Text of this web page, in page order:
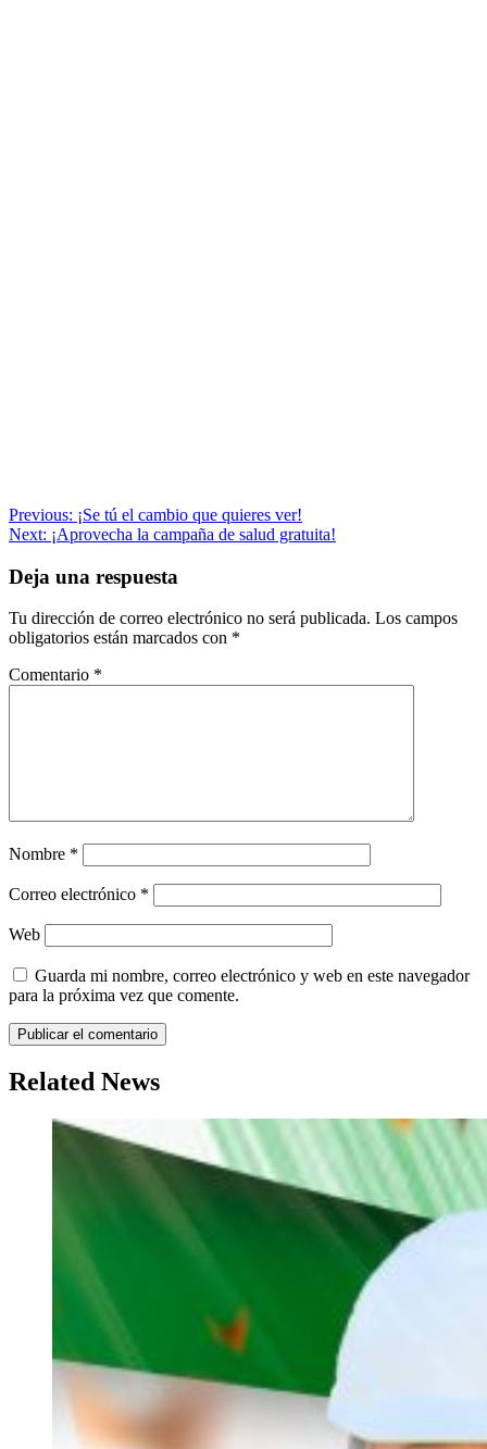
Navegación
de
entradas
Previous: ¡Se tú el cambio que quieres ver!
Next: ¡Aprovecha la campaña de salud gratuita!
Deja una respuesta
Tu dirección de correo electrónico no será publicada. Los campos
obligatorios están marcados con *
Comentario *
Nombre *
Correo electrónico *
Web
Guarda mi nombre, correo electrónico y web en este navegador
para la próxima vez que comente.
Related News